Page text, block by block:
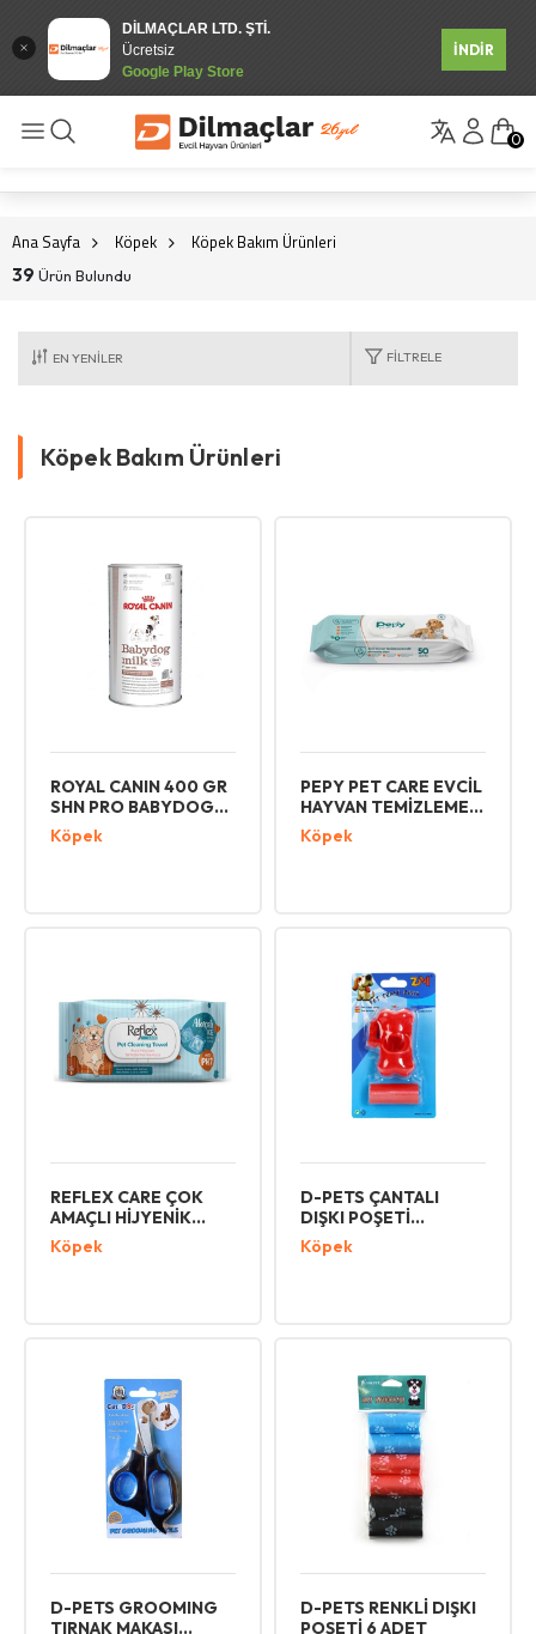
DİLMAÇLAR LTD. ŞTİ.
Ücretsiz
Google Play Store
İNDİR
0
Ana Sayfa Köpek Köpek Bakım Ürünleri
39 Ürün Bulundu
FILTRELE
Köpek Bakım Ürünleri
ROYAL CANIN 400 GR
SHN PRO BABYDOG
MİLK KÖPEK SÜT
TOZU
Köpek
PEPY PET CARE EVCİL
HAYVAN TEMİZLEME
MENDİLİ 50 Lİ
Köpek
REFLEX CARE ÇOK
AMAÇLI HİJYENİK
TEMİZLEME HAVLUSU
50 Lİ
Köpek
D-PETS ÇANTALI
DIŞKI POŞETİ
YEDEKLİ
Köpek
D-PETS GROOMING
TIRNAK MAKASI
D-PETS RENKLİ DIŞKI
POŞETİ 6 ADET